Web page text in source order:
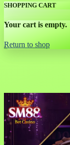
SHOPPING CART
Your cart is empty.
Return to shop